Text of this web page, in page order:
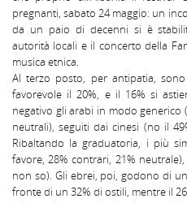
pregnanti, sabato 24 maggio: un
da un paio di decenni si è
autorità locali e il concerto della
musica etnica.
Al terzo posto, per antipatia,
favorevole il 20%, e il 16% si
negativo gli arabi in modo generico
neutrali), seguiti dai cinesi (no il
Ribaltando la graduatoria, i più
favore, 28% contrari, 21%
non so). Gli ebrei, poi, godono di
fronte di un 32% di ostili, mentre il